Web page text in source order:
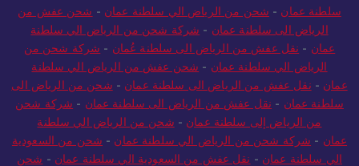
عمان-شحن من الرياض الى سلطنة عمان-نقل عفش من الرياض الى
سلطنة عمان -شحن من الرياض الي سلطنة عمان- شحن عفش من
الرياض الى سلطنة عمان-
شركة شحن من الرياض الي سلطنة
عمان- نقل عفش من الرياض الى سلطنة عُمان-شركة شحن من
الرياض الي سلطنة عمان
-شحن عفش من الرياض الي سلطنة
عمان- نقل عفش من الرياض الى سلطنة عمان- شحن من الرياض الى
سلطنة عمان- نقل عفش من الرياض الى سلطنة عمان-
شركة شحن
من الرياض إلى سلطنة عمان- شحن من الرياض الي سلطنة
عمان - شركة شحن من الرياض الي سلطنة عمان -شحن من السعودية